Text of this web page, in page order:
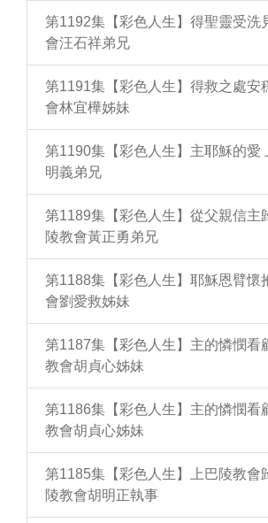
第1192集【彩色人生】得聖靈受洗
會汪石祥弟兄
第1191集【彩色人生】得救之處安
會林宜樺姊妹
第1190集【彩色人生】主耶穌的愛
明義弟兄
第1189集【彩色人生】從父親信主
陵教會黃正勇弟兄
第1188集【彩色人生】耶穌恩臂懷
會劉愛救姊妹
第1187集【彩色人生】主的憐憫看
教會胡貞心姊妹
第1186集【彩色人生】主的憐憫看
教會胡貞心姊妹
第1185集【彩色人生】上巴陵教會
陵教會胡明正執事